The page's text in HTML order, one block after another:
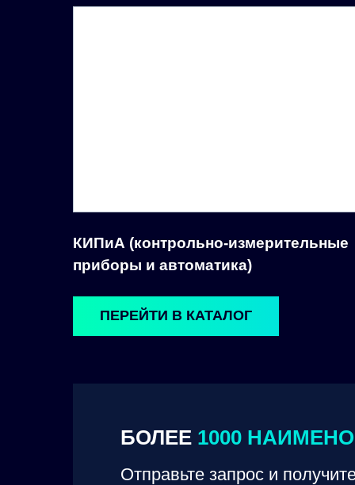
БОЛЕЕ 1000
Отправьте запрос и
КИПиА (контрольно-измерительные
приборы и автоматика)
ПЕРЕЙТИ В КАТАЛОГ